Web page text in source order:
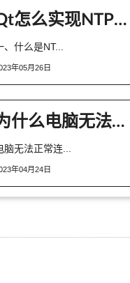
Qt怎么实现NTP服务器时间同步
、什么是NT...
年05月26日
为什么电脑无法正常连接LAN局域网？
脑无法正常连...
年04月24日